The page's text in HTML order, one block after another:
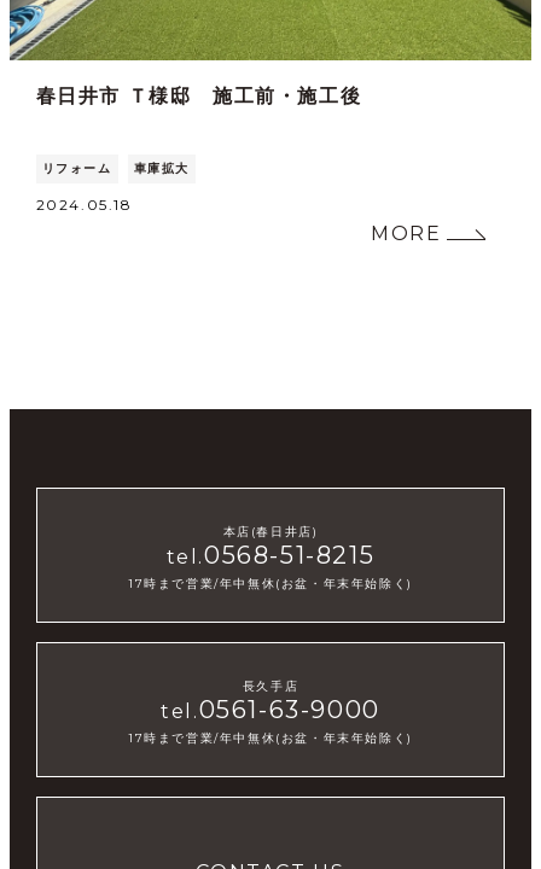
春日井市 Ｔ様邸 施工前・施工後
リフォーム 車庫拡大
2024.05.18
MORE
本店(春日井店)
tel.0568-51-8215
17時まで営業/年中無休(お盆・年末年始除く)
長久手店
tel.0561-63-9000
17時まで営業/年中無休(お盆・年末年始除く)